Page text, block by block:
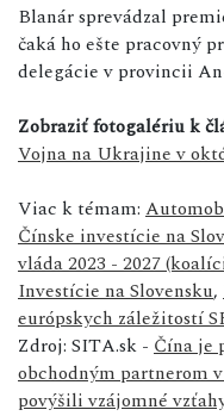
Blanár sprevádzal
čaká ho ešte pracovný
delegácie v provincii
Zobraziť fotogalériu k
Vojna na Ukrajine v
Viac k témam:
Čínske investície na
vláda 2023 - 2027
Investície na Slovensku,
európskych záležitostí
Zdroj: SITA.sk - Čína je
obchodným partnerom
povýšili vzájomné